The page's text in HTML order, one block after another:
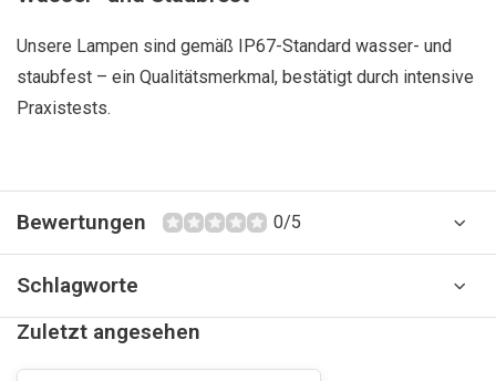
Unsere Lampen sind gemäß IP67-Standard wasser- und
staubfest – ein Qualitätsmerkmal, bestätigt durch intensive
Praxistests.
Bewertungen 0/5
Schlagworte
Zuletzt angesehen